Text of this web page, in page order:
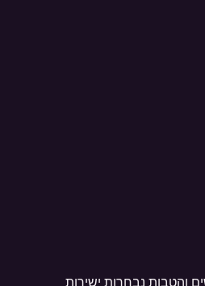
והטבות נבחרות ישירות